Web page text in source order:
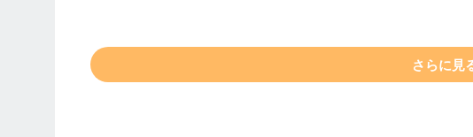
さらに見